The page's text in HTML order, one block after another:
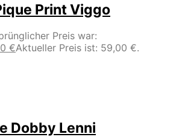
Print Viggo
Preis war:
€Aktueller Preis ist: 59,00 €.
Dobby Lenni